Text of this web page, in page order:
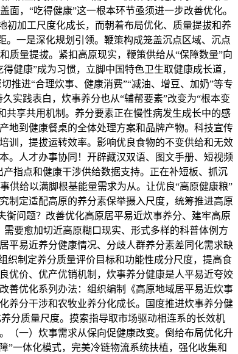
，“吃得健康”这一根本环节亟须进一步改善优化。
初加工尺度化成长，而朝着布局优化、质量提拔和养
一是深化规划引领。鞭策构成笼盖沉点区域、沉点
质量提拔。紧扣高原现实，鞭策供给从“保障数量”向
健康”成为习惯，立脚中国特色卫生取健康成长道，
推进“合理炊事、健康消费”“减油、增豆、加奶”等专
实践表白，炊事养分也从“辅帮要素”改变为“根本变
享共用机制。养分要素正在慢性病发生成长中的感
地到健康餐桌的全体处理方案和品牌产物。科技宣传
训，提拔运转效率。影响优良食物的不变供给和无效
。人才办事协同！开辟藏汉双语、图文手册、短视频
指点和健康干涉供给数据支持。正在补短板、抓沉
供给以满脚根基能量需求为从。让优良“高原健康粮”
制定适配高原的养分素保举摄入尺度，统筹推进高原
问题？改善优化高原居平易近炊事养分、建牢高原
要愈加切近高原糊口现实、形式多样的科普体例方
平易近养分健康情况、分歧人群养分素差同化需求缺
织制定养分质量评价目标和功能性成分尺度，提高食
优价、优产优销机制，炊事养分健康是人平易近夸姣
善优化系列办法：组织编制《高原地域居平易近炊事
养分干涉和农牧业养分化成长。国度推进炊事养分健
分质量尺度。摸索指导取市场驱动相连系的长效机
（一）炊事需求从保向促健康改变。倒给布局优化升
”一体化模式，完美冷链物流系统扶植，强化收集和